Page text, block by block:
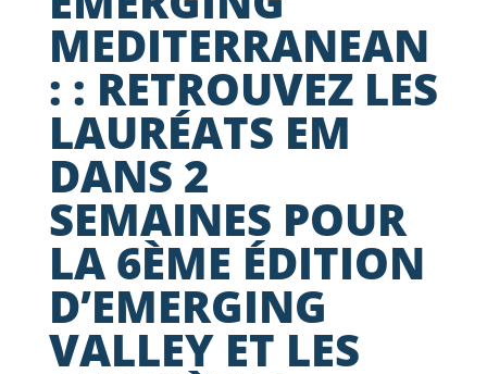
MEDITERRANEAN
: : RETROUVEZ LES
LAURÉATS EM
DANS 2
SEMAINES POUR
LA 6ÈME ÉDITION
D’EMERGING
VALLEY ET LES